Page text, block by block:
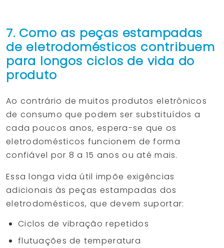
7. Como as peças estampadas
de eletrodomésticos contribuem
para longos ciclos de vida do
produto
Ao contrário de muitos produtos eletrônicos
de consumo que podem ser substituídos a
cada poucos anos, espera-se que os
eletrodomésticos funcionem de forma
confiável por 8 a 15 anos ou até mais.
Essa longa vida útil impõe exigências
adicionais às peças estampadas dos
eletrodomésticos, que devem suportar:
Ciclos de vibração repetidos
flutuações de temperatura